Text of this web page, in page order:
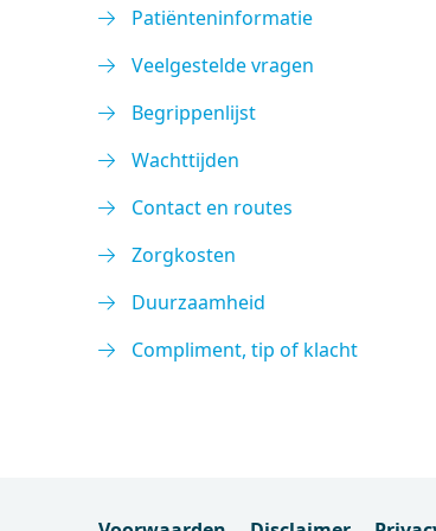
Patiënteninformatie
Veelgestelde vragen
Begrippenlijst
Wachttijden
Contact en routes
Zorgkosten
Duurzaamheid
Compliment, tip of klacht